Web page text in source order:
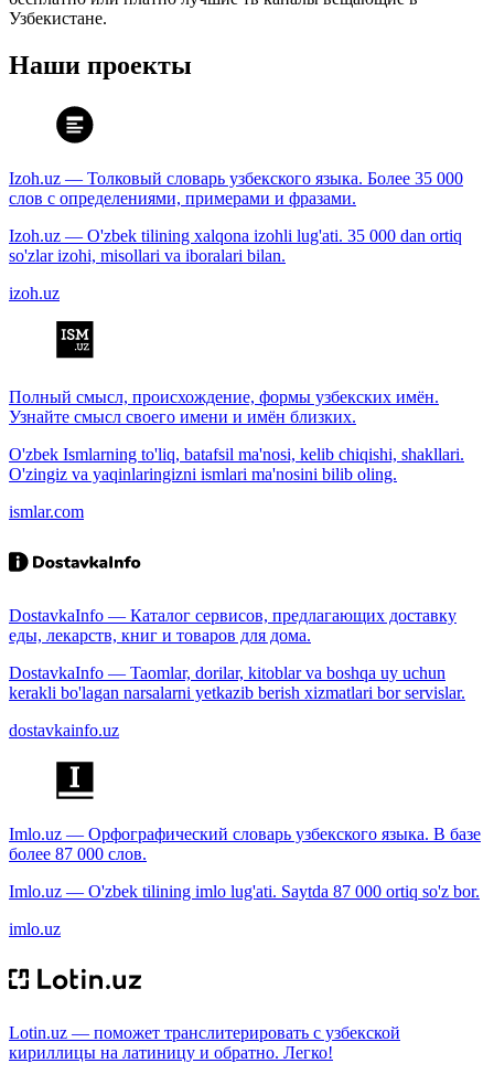
Узбекистане.
Наши проекты
Izoh.uz — Толковый словарь узбекского языка. Более 35 000
слов с определениями, примерами и фразами.
Izoh.uz — O'zbek tilining xalqona izohli lug'ati. 35 000 dan ortiq
so'zlar izohi, misollari va iboralari bilan.
izoh.uz
Полный смысл, происхождение, формы узбекских имён.
Узнайте смысл своего имени и имён близких.
O'zbek Ismlarning to'liq, batafsil ma'nosi, kelib chiqishi, shakllari.
O'zingiz va yaqinlaringizni ismlari ma'nosini bilib oling.
ismlar.com
DostavkaInfo — Каталог сервисов, предлагающих доставку
еды, лекарств, книг и товаров для дома.
DostavkaInfo — Taomlar, dorilar, kitoblar va boshqa uy uchun
kerakli bo'lagan narsalarni yetkazib berish xizmatlari bor servislar.
dostavkainfo.uz
Imlo.uz — Орфографический словарь узбекского языка. В базе
более 87 000 слов.
Imlo.uz — O'zbek tilining imlo lug'ati. Saytda 87 000 ortiq so'z bor.
imlo.uz
Lotin.uz — поможет транслитерировать с узбекской
кириллицы на латиницу и обратно. Легко!